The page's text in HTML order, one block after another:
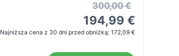
300,00 €
194,99 €
Najniższa cena z 30 dni przed obniżką: 172,09 €